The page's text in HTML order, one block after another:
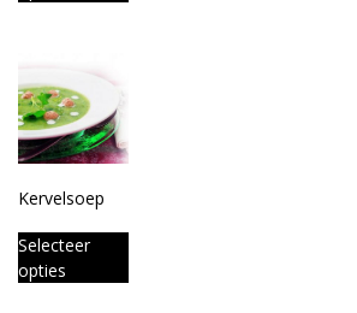
Kervelsoep
Selecteer
opties